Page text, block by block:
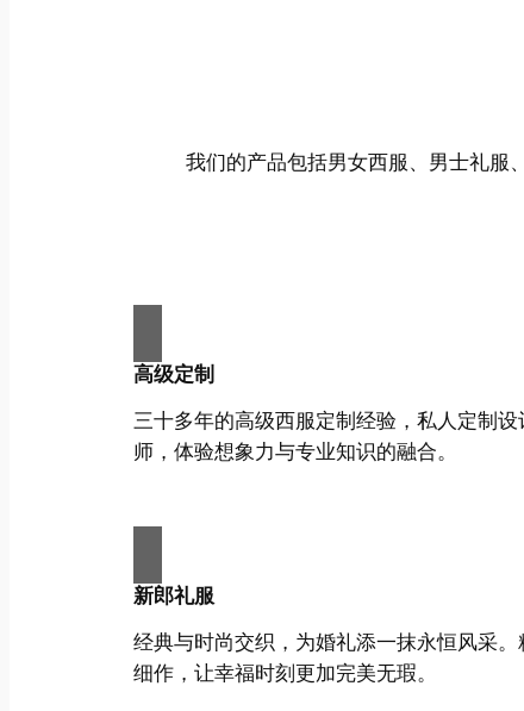
我们的产品包括男女西服、男士礼服
高级定制
三十多年的高级西服定制经验，私人定制设
师，体验想象力与专业知识的融合。
新郎礼服
经典与时尚交织，为婚礼添一抹永恒风采。
细作，让幸福时刻更加完美无瑕。